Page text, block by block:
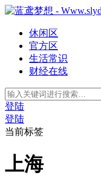
休闲区
官方区
生活常识
财经在线
登陆
登陆
当前标签
上海